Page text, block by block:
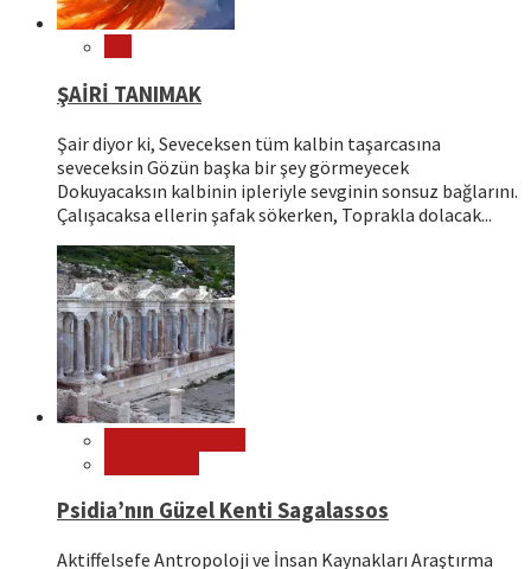
ŞAİRİ TANIMAK
Şair diyor ki, Seveceksen tüm kalbin taşarcasına
seveceksin Gözün başka bir şey görmeyecek
Dokuyacaksın kalbinin ipleriyle sevginin sonsuz bağlarını.
Çalışacaksa ellerin şafak sökerken, Toprakla dolacak...
Psidia’nın Güzel Kenti Sagalassos
Aktiffelsefe Antropoloji ve İnsan Kaynakları Araştırma